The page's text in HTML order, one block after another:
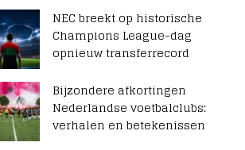
NEC breekt op historische
Champions League-dag
opnieuw transferrecord
Bijzondere afkortingen
Nederlandse voetbalclubs:
verhalen en betekenissen